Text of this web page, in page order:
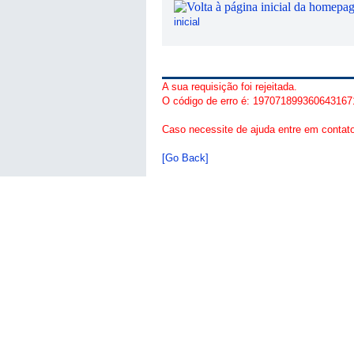
inicial
A sua requisição foi rejeitada.
O código de erro é:
Caso necessite de ajuda entre em
[Go Back]